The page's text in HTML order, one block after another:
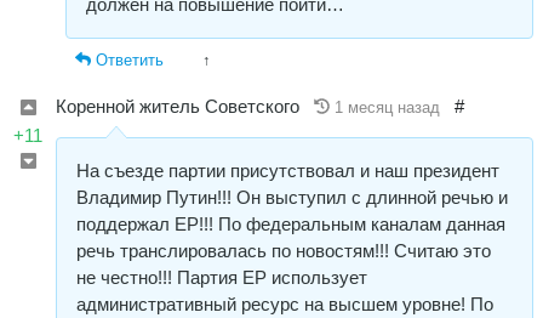
Ответить ↑
+11
Коренной житель Советского 1 месяц назад #
На съезде партии присутствовал и наш президент
Владимир Путин!!! Он выступил с длинной речью и
поддержал ЕР!!! По федеральным каналам данная
речь транслировалась по новостям!!! Считаю это
не честно!!! Партия ЕР использует
административный ресурс на высшем уровне! По